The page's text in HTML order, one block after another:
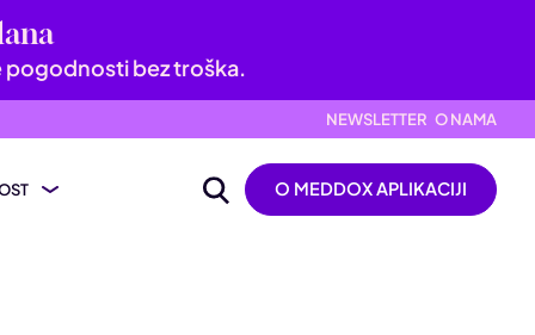
pogodnosti bez troška.
NEWSLETTER O NAMA
O MEDDOX APLIKACIJI